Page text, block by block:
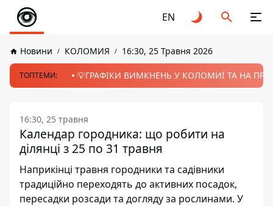
EN
Новини КОЛОМИЯ 16:30, 25 Травня 2026
ТОПТЕМИ: 💡ГРАФІКИ ВИМКНЕНЬ У КОЛОМИЇ ТА НА
16:30, 25 травня
Календар городника: що робити на
ділянці з 25 по 31 травня
Наприкінці травня городники та садівники
традиційно переходять до активних посадок,
пересадки розсади та догляду за рослинами. У